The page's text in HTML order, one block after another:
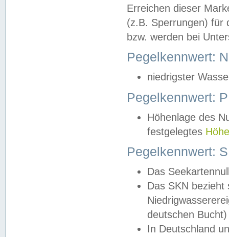
Erreichen dieser
(z.B. Sperrungen) für
bzw. werden bei
Pegelkennwert:
niedrigster
Pegelkennwert:
Höhenlage des
festgelegtes
Pegelkennwert:
Das
Das SKN
deutschen
In Deutschland